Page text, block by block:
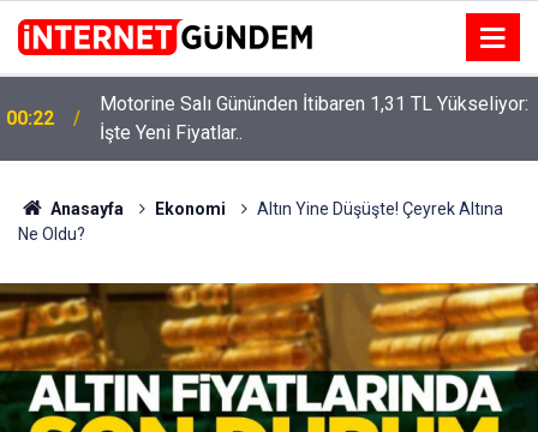
Motorine Salı Gününden İtibaren 1,31 TL Yükseliyor:
İşte Yeni Fiyatlar..
15:58
Neşet Ertaş’a “Bozkırın Tezenesi” Lakabını Kim
Verdi? Beyaz’la Joker Sorusunun Cevabı Merak
Edildi
Anasayfa Ekonomi
Altın Yine Düşüşte! Çeyrek Altına
Ne Oldu?